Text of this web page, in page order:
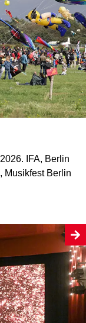
IFA, Berlin
Musikfest Berlin